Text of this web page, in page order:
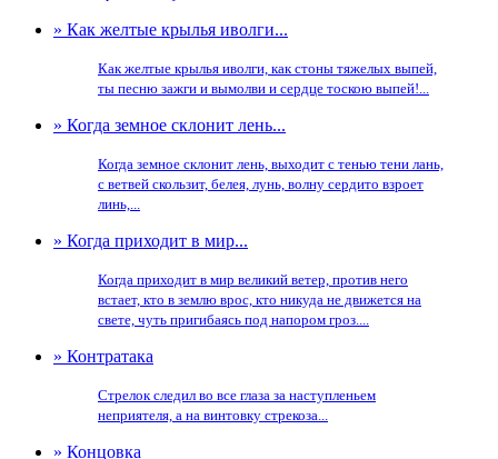
» Как желтые крылья иволги...
Как желтые крылья иволги, как стоны тяжелых выпей,
ты песню зажги и вымолви и сердце тоскою выпей!...
» Когда земное склонит лень...
Когда земное склонит лень, выходит с тенью тени лань,
с ветвей скользит, белея, лунь, волну сердито взроет
линь,...
» Когда приходит в мир...
Когда приходит в мир великий ветер, против него
встает, кто в землю врос, кто никуда не движется на
свете, чуть пригибаясь под напором гроз....
» Контратака
Стрелок следил во все глаза за наступленьем
неприятеля, а на винтовку стрекоза...
» Концовка